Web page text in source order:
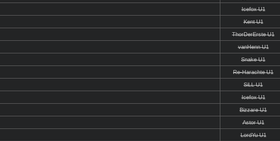
Icefox U1
Kent U1
ThorDerErste U1
vanHenn U1
Snake U1
Re-Harachte U1
SiLL U1
Icefox U1
Bizzare U1
Astor U1
LordYu U1